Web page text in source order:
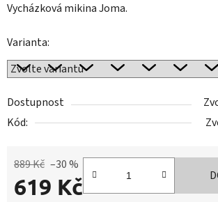
Vycházková mikina Joma.
Varianta:
Dostupnost
Kód:
889 Kč –30 %
619 Kč